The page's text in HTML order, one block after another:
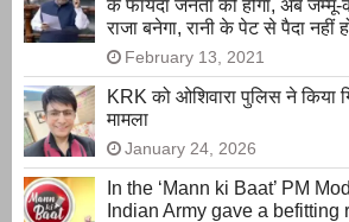
के फायदा जनता को होगा, अब जम्मू-
राजा बनेगा, रानी के पेट से पैदा नहीं
February 13, 2021
KRK को ओशिवारा पुलिस ने किया
मामला
January 24, 2026
In the ‘Mann ki Baat’ PM
Indian Army gave a befitting